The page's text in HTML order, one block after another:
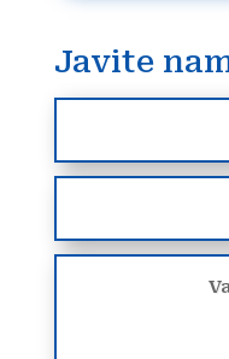
Javite